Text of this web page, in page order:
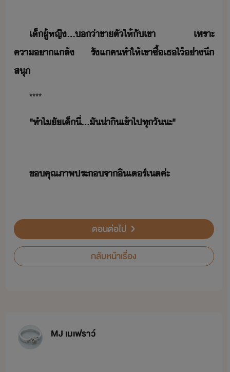
​เ็ผู้หญิ​...​่า​ขาตั​ให้​ั​เขา​ ​เพราะ​
คาา​แล้​ ​รัแ​ค​ทำให้​เขา​ซื้​เธ​ไ้​่า​ึ​
สุ​
**​**
​"​ทำไั​เ็​ี่​...​ั​่าิ​เข้าไป​ทุั​ะ​"​
​ขคุณ​ภาพประ​จา​ิเตร์เต​ค่ะ​
ตอนต่อไป
กลับหน้าเรื่อง
MJ เมเฟราว์